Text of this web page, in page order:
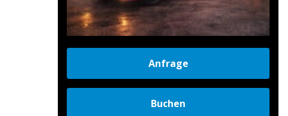
Anfrage
Buchen